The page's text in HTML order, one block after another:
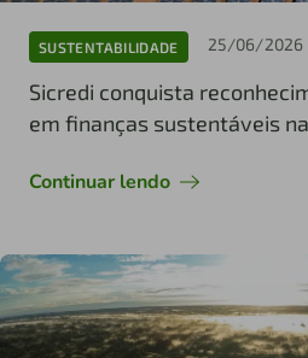
SUSTENTABILIDADE 25/06/2026
Sicredi conquista
em finanças sustentáveis
Continuar lendo